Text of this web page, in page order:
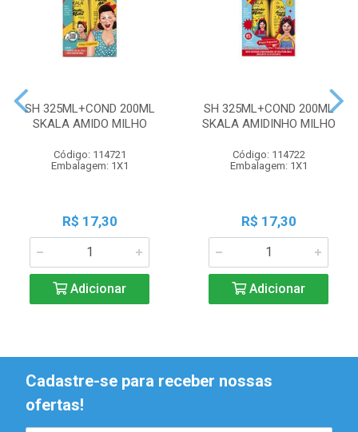
SH 325ML+COND 200ML
SKALA AMIDO MILHO
Código: 114721
Embalagem: 1X1
R$ 17,30
Adicionar
SH 325ML+COND 200ML
SKALA AMIDINHO MILHO
Código: 114722
Embalagem: 1X1
R$ 17,30
Adicionar
Cadastre-se para receber nossas
ofertas!